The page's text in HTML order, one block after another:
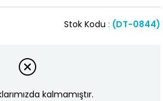
(DT-0844)
Stok Kodu
kalmamıştır.